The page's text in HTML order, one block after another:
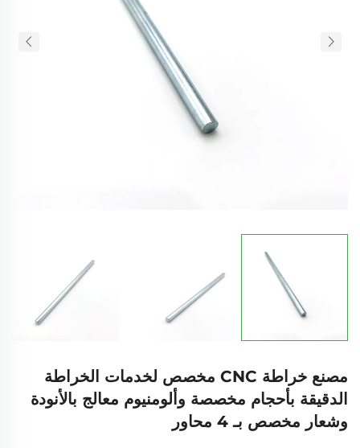
مصنع خراطة CNC مخصص لخدمات الخراطة
الدقيقة بأحجام مخصصة وألومنيوم معالج بالأنودة
وشعار مخصص بـ 4 محاور